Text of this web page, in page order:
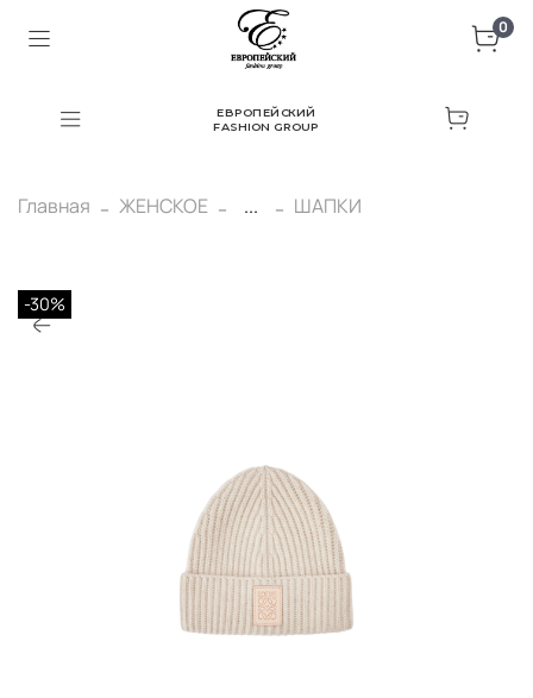
0
ЕВРОПЕЙСКИЙ
FASHION GROUP
Главная ЖЕНСКОЕ ... ШАПКИ
-30%